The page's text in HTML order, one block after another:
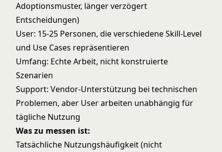
Adoptionsmuster, länger verzögert
Entscheidungen)
User: 15-25 Personen, die verschiedene Skill-Level
und Use Cases repräsentieren
Umfang: Echte Arbeit, nicht konstruierte
Szenarien
Support: Vendor-Unterstützung bei technischen
Problemen, aber User arbeiten unabhängig für
tägliche Nutzung
Was zu messen ist:
Tatsächliche Nutzungshäufigkeit (nicht